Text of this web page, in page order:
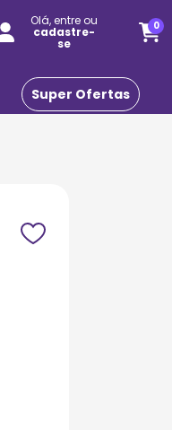
Olá, entre ou
cadastre-
se
0
Super Ofertas